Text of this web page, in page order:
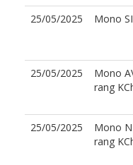
25/05/2025
Mono
25/05/2025
Mono
rang
25/05/2025
Mono
rang